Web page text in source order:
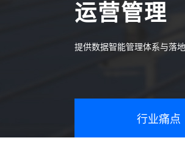
运营管理
提供数据智能管理体系与落
行业痛点